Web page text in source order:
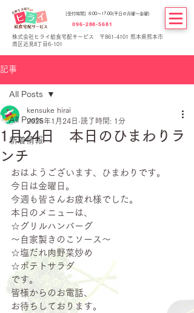
[受付時間] 8:00～17:00(平日の月曜～金曜)
096-288-5681
株式会社ヒライ給食宅配サービス 〒861-4101 熊本県熊本市
南区近見8丁目6-101
記事
All Posts
新着情報
All Posts
1月24日 本日のひまわりラ
ンチ
kensuke hirai
2025年1月24日 読了時間: 1分
おはようございます、ひまわりです。
今日は金曜日。
今週も皆さんお疲れ様でした。
本日のメニューは、
☆グリルハンバーグ
～自家製きのこソース～
☆塩だれ肉野菜炒め
☆ポテトサラダ
です。
皆様からのお電話、
お待ちしております。